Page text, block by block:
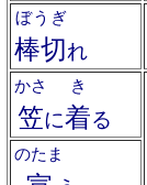
棒切
ぼうぎ
れ
笠
かさ
に着
き
る
のたま